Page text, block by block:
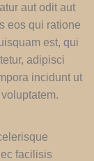
aut odit aut
eos qui ratione
est, qui
adipisci
incidunt ut
facilisis